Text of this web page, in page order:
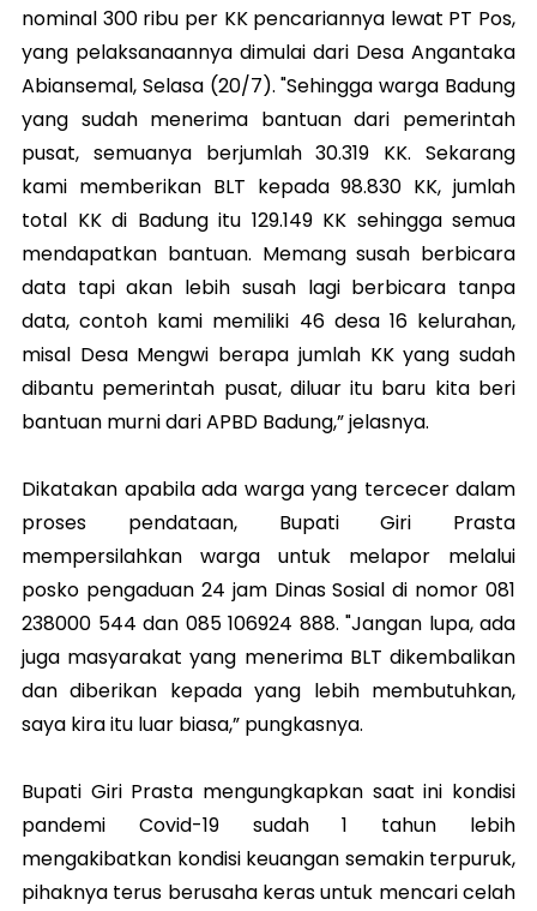
nominal 300 ribu per KK pencariannya lewat PT Pos,
yang pelaksanaannya dimulai dari Desa Angantaka
Abiansemal, Selasa (20/7). "Sehingga warga Badung
yang sudah menerima bantuan dari pemerintah
pusat, semuanya berjumlah 30.319 KK. Sekarang
kami memberikan BLT kepada 98.830 KK, jumlah
total KK di Badung itu 129.149 KK sehingga semua
mendapatkan bantuan. Memang susah berbicara
data tapi akan lebih susah lagi berbicara tanpa
data, contoh kami memiliki 46 desa 16 kelurahan,
misal Desa Mengwi berapa jumlah KK yang sudah
dibantu pemerintah pusat, diluar itu baru kita beri
bantuan murni dari APBD Badung,” jelasnya.
Dikatakan apabila ada warga yang tercecer dalam
proses pendataan, Bupati Giri Prasta
mempersilahkan warga untuk melapor melalui
posko pengaduan 24 jam Dinas Sosial di nomor 081
238000 544 dan 085 106924 888. "Jangan lupa, ada
juga masyarakat yang menerima BLT dikembalikan
dan diberikan kepada yang lebih membutuhkan,
saya kira itu luar biasa,” pungkasnya.
Bupati Giri Prasta mengungkapkan saat ini kondisi
pandemi Covid-19 sudah 1 tahun lebih
mengakibatkan kondisi keuangan semakin terpuruk,
pihaknya terus berusaha keras untuk mencari celah